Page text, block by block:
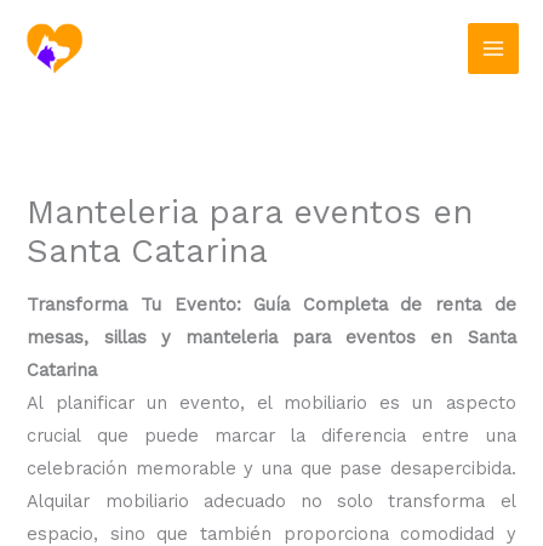
contenido
Manteleria para eventos en
Santa Catarina
Transforma Tu Evento: Guía Completa de renta de
mesas, sillas y manteleria para eventos en Santa
Catarina
Al planificar un evento, el mobiliario es un aspecto
crucial que puede marcar la diferencia entre una
celebración memorable y una que pase desapercibida.
Alquilar mobiliario adecuado no solo transforma el
espacio, sino que también proporciona comodidad y